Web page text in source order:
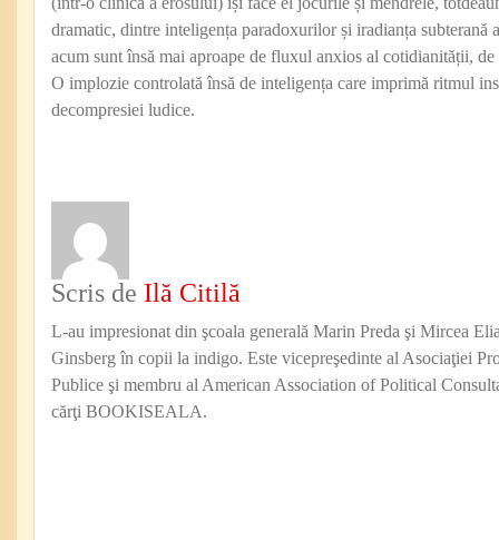
dramatic, dintre inteligența paradoxurilor și iradianța subterană
acum sunt însă mai aproape de fluxul anxios al cotidianității,
O implozie controlată însă de inteligența care imprimă ritmul
decompresiei ludice.
Scris de Ilă Citilă
L-au impresionat din şcoala generală Marin Preda şi Mircea
Ginsberg în copii la indigo. Este vicepreşedinte al Asociaţiei
Publice şi membru al American Association of Political
cărţi BOOKISEALA.